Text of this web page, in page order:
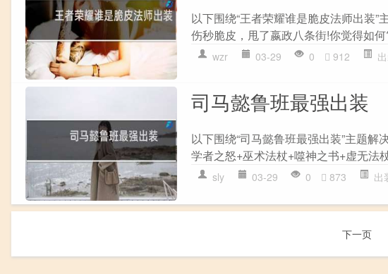
以下围绕“王者荣耀谁是脆皮法师出装”
伤秒脆皮，甩了嬴政八条街!你觉得如
wzr 03-29 0 912
司马懿鲁班最强出装
以下围绕“司马懿鲁班最强出装”主题
学者之怒+巫术法杖+噬神之书+虚无法
sly 03-29 0 873 出
下一页